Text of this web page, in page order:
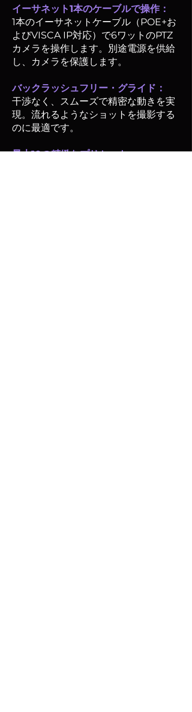
イーサネット1本のケーブルで操作：
1本のイーサネットケーブル（POE+お
よびVISCA IP対応）で6ワットのPTZ
カメラを操作します。別途電源を供給
し、カメラを保護します。
バックラッシュフリー・グライド：
干渉なく、スムーズで精密な動きを実
現。流れるようなショットを撮影する
のに最適です。
最大10の精緻なプリセット：